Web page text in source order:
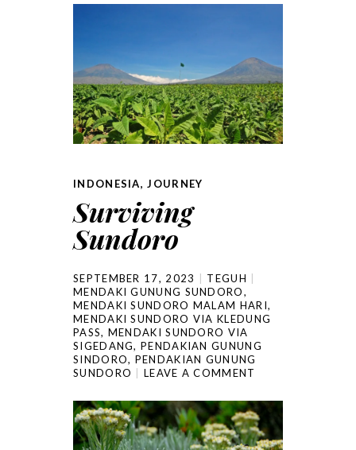
INDONESIA,JOURNEY
Surviving
Sundoro
SEPTEMBER 17, 2023
TEGUH
MENDAKI GUNUNG SUNDORO,
MENDAKI SUNDORO MALAM HARI,
MENDAKI SUNDORO VIA KLEDUNG
PASS, MENDAKI SUNDORO VIA
SIGEDANG,PENDAKIAN GUNUNG
SINDORO, PENDAKIAN GUNUNG
SUNDORO
LEAVE A COMMENT